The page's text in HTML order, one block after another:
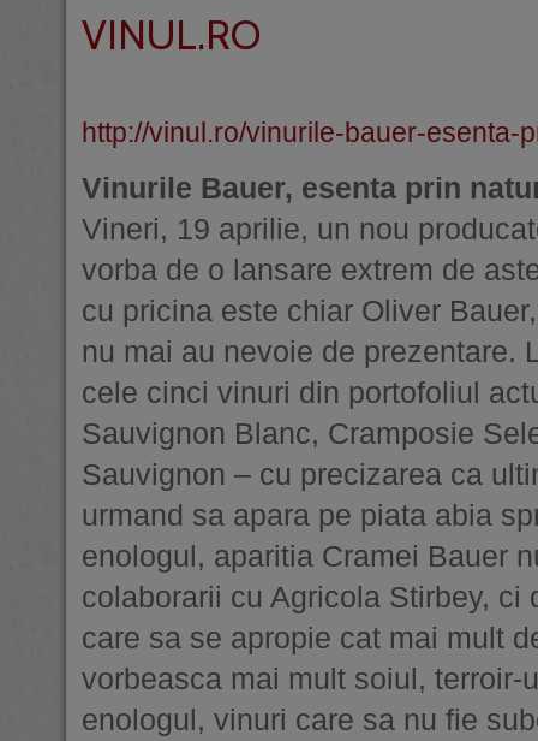
VINUL.RO
http://vinul.ro/vinurile-bauer-esenta-
Vinurile Bauer, esenta prin
Vineri, 19 aprilie, un nou
vorba de o lansare extrem de
cu pricina este chiar Oliver
nu mai au nevoie de prezentare.
cele cinci vinuri din portofoliul
Sauvignon Blanc, Cramposie
Sauvignon – cu precizarea ca
urmand sa apara pe piata abia
enologul, aparitia Cramei Bauer
colaborarii cu Agricola Stirbey,
care sa se apropie cat mai mult
vorbeasca mai mult soiul,
enologul, vinuri care sa nu fie